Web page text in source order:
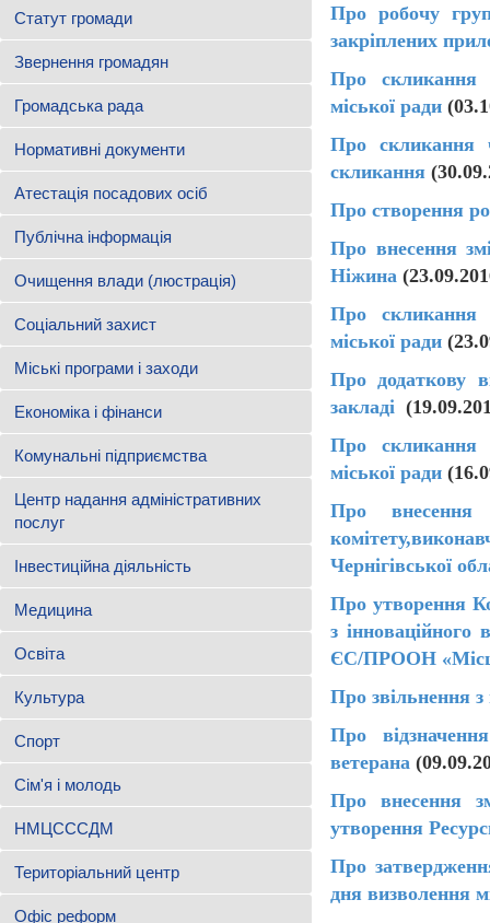
Статут громади
Звернення громадян
Громадська рада
Нормативні документи
Атестація посадових осіб
Публічна інформація
Очищення влади (люстрація)
Соціальний захист
Міські програми і заходи
Економіка і фінанси
Комунальні підприємства
Центр надання адміністративних
послуг
Інвестиційна діяльність
Медицина
Освіта
Культура
Спорт
Сім'я і молодь
НМЦСССДМ
Територіальний центр
Офіс реформ
Про робочу
закріплених
Про скликання
міської ради
Про скликання
скликання
Про створення
Про внесення
Ніжина
Про скликання
міської ради
Про додаткову
закладі
Про скликання
міської ради
Про внесення
Чернігівської
Про утворення
з інноваційного
ЄС/ПРООН
Про звільнення
Про
ветерана
Про внесення
утворення
Про
дня визволення